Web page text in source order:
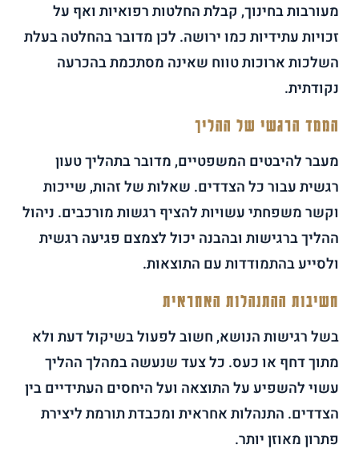
מעורבות בחינוך, קבלת החלטות רפואיות ואף על
זכויות עתידיות כמו ירושה. לכן מדובר בהחלטה בעלת
השלכות ארוכות טווח שאינה מסתכמת בהכרעה
נקודתית.
הממד הרגשי של ההליך
מעבר להיבטים המשפטיים, מדובר בתהליך טעון
רגשית עבור כל הצדדים. שאלות של זהות, שייכות
וקשר משפחתי עשויות להציף רגשות מורכבים. ניהול
ההליך ברגישות ובהבנה יכול לצמצם פגיעה רגשית
ולסייע בהתמודדות עם התוצאות.
חשיבות ההתנהלות האחראית
בשל רגישות הנושא, חשוב לפעול בשיקול דעת ולא
מתוך דחף או כעס. כל צעד שנעשה במהלך ההליך
עשוי להשפיע על התוצאה ועל היחסים העתידיים בין
הצדדים. התנהלות אחראית ומכבדת תורמת ליצירת
פתרון מאוזן יותר.